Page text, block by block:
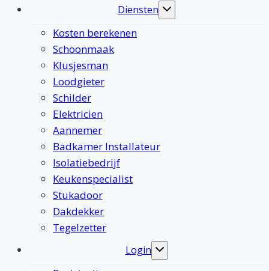
Diensten
Toggle
submenu
Kosten berekenen
Schoonmaak
Klusjesman
Loodgieter
Schilder
Elektricien
Aannemer
Badkamer Installateur
Isolatiebedrijf
Keukenspecialist
Stukadoor
Dakdekker
Tegelzetter
Login
Toggle
submenu